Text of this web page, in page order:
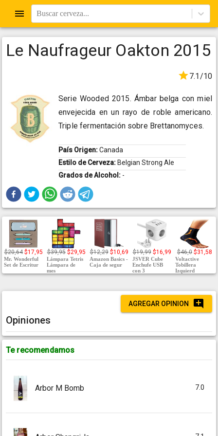
Buscar cerveza...
Le Naufrageur Oakton 2015
7.1/10
Serie Wooded 2015. Ámbar belga con miel
envejecida en un rayo de roble americano.
Triple fermentación sobre Brettanomyces.
País Origen:Canada
Estilo de Cerveza: Belgian Strong Ale
Grados de Alcohol: -
$20,64 $17,95
Mr. Wonderful
Set de Escritur
$39,95 $29,95
Lámpara Tetris
Lámpara de
mes
$12,29 $10,69
Amazon Basics -
Caja de segur
$19,99 $16,99
JSVER Cube
Enchufe USB
con 3
$46,0 $31,58
Voltactive
Tobillera
Izquierd
AGREGAR OPINION
Opiniones
Te recomendamos
Arbor M Bomb 7.0